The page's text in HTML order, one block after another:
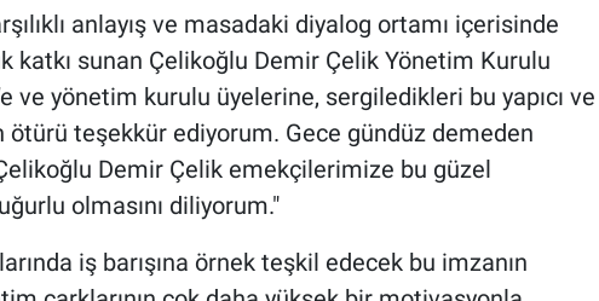
anlayış ve masadaki diyalog ortamı içerisinde
katkı sunan Çelikoğlu Demir Çelik Yönetim Kurulu
ve yönetim kurulu üyelerine, sergiledikleri bu yapıcı ve
ötürü teşekkür ediyorum. Gece gündüz demeden
Demir Çelik emekçilerimize bu güzel
olmasını diliyorum."
iş barışına örnek teşkil edecek bu imzanın